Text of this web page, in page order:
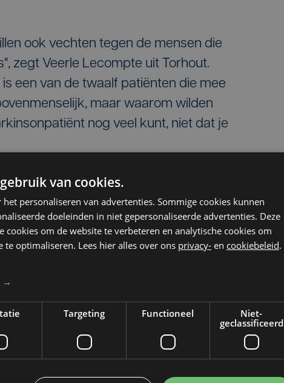
ook vechten tegen de mensen die
zegt Veerle Lecompte uit Torhout.
een van de twaalf patiënten die mee
maar waarom wilden
nog veel kunt, niet dat je
uitgestegen, zowel de
begeleiden. Jen Maes, neuroloog
die zelden beklommen wordt.
staat als een zware berg. Wat we
van cookies.
personaliseren van advertenties. Sommige cookies kunnen
doeleinden in niet gepersonaliseerde advertenties. Deze
cookies om de website te verbeteren en analytische cookies om
optimaliseren. Lees hier alles over ons privacy- en cookiebeleid.
→
Targeting Functioneel
Niet-
geclassificeerd